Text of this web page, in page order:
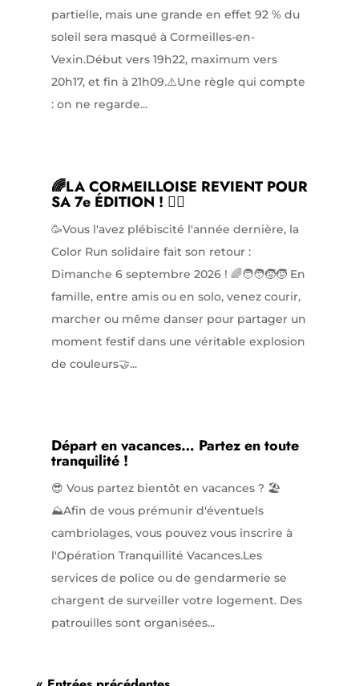
partielle, mais une grande en effet 92 % du
soleil sera masqué à Cormeilles-en-
Vexin.Début vers 19h22, maximum vers
20h17, et fin à 21h09.⚠️Une règle qui compte
: on ne regarde...
🌈LA CORMEILLOISE REVIENT POUR
SA 7e ÉDITION ! 🏃‍♀️
🥳Vous l'avez plébiscité l'année dernière, la
Color Run solidaire fait son retour :
Dimanche 6 septembre 2026 ! 🌈🧑‍🧑‍🧒‍🧒 En
famille, entre amis ou en solo, venez courir,
marcher ou même danser pour partager un
moment festif dans une véritable explosion
de couleurs🤝...
Départ en vacances… Partez en toute
tranquilité !
😎 Vous partez bientôt en vacances ? 🏖️
⛰️Afin de vous prémunir d'éventuels
cambriolages, vous pouvez vous inscrire à
l'Opération Tranquillité Vacances.Les
services de police ou de gendarmerie se
chargent de surveiller votre logement. Des
patrouilles sont organisées...